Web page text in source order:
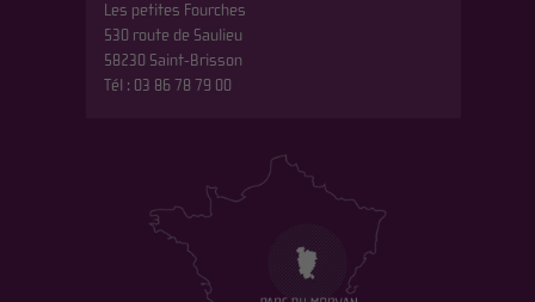
Les petites Fourches
530 route de Saulieu
58230 Saint-Brisson
Tél : 03 86 78 79 00